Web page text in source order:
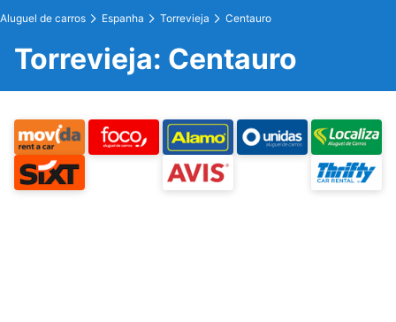
Aluguel de carros Espanha Torrevieja Centauro
Torrevieja: Centauro